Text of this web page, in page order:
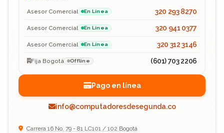
Asesor Comercial En Línea 320 293 8270
Asesor Comercial En Línea 320 941 0377
Asesor Comercial En Línea 320 312 3146
Fija Bogotá Offline (601) 703 2206
Pago en línea
info@computadoresdesegunda.co
Carrera 16 No. 79 - 81 LC101 / 102 Bogotá